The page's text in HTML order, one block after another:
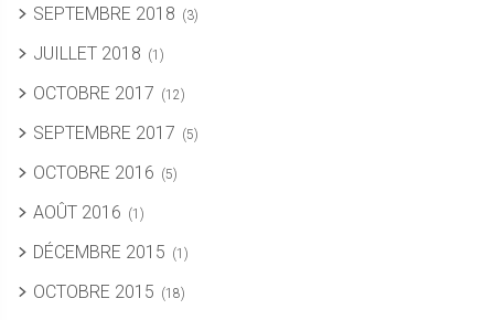
SEPTEMBRE 2018 (3)
JUILLET 2018 (1)
OCTOBRE 2017 (12)
SEPTEMBRE 2017 (5)
OCTOBRE 2016 (5)
AOÛT 2016 (1)
DÉCEMBRE 2015 (1)
OCTOBRE 2015 (18)